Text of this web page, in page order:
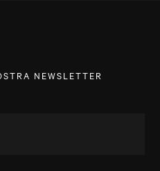
NEWSLETTER